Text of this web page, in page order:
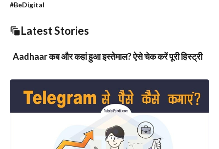
#BeDigital
Latest Stories
Aadhaar कब और कहां हुआ इस्तेमाल? ऐसे चेक करें पूरी हिस्ट्री